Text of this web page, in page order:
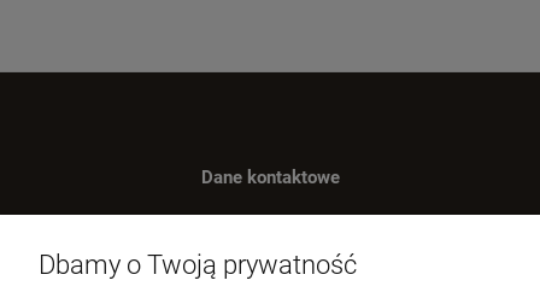
Dane kontaktowe
ul. Wręczycka 268
42-202 Częstochowa
Dbamy o Twoją prywatność